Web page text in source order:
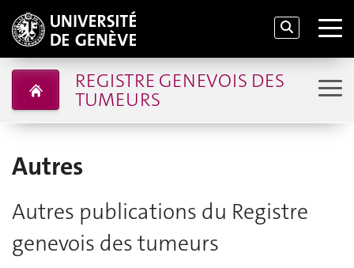
REGISTRE GENEVOIS DES
TUMEURS
Autres
Autres publications du Registre
genevois des tumeurs